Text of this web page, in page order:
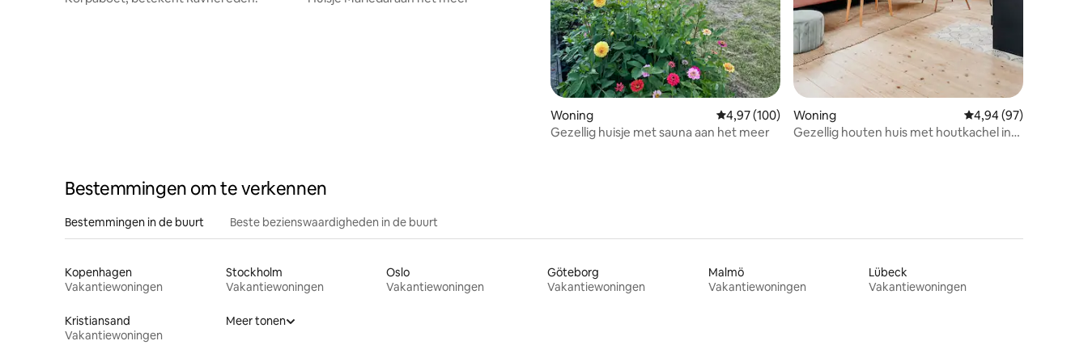
Woning Gemiddelde beoordeling van 4,97 op 5, 100 recensies
4,97 (100)
Gezellig huisje met sauna aan het meer
Woning Gemiddelde
4,94 (97)
Gezellig houten huis met houtkachel in
Bestemmingen om te verkennen
Bestemmingen in de buurt Beste bezienswaardigheden in de buurt
Kopenhagen
Vakantiewoningen
Stockholm
Vakantiewoningen
Oslo
Vakantiewoningen
Göteborg
Vakantiewoningen
Malmö
Vakantiewoningen
Lübeck
Vakantiewoningen
Kristiansand
Vakantiewoningen
Meer tonen